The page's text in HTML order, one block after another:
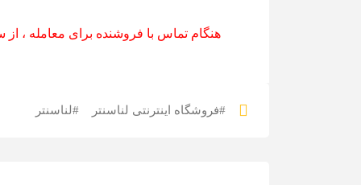
هنگام تماس با فروشنده برای معامله ، از
#فروشگاه اینترنتی لناسنتر #لناسنتر